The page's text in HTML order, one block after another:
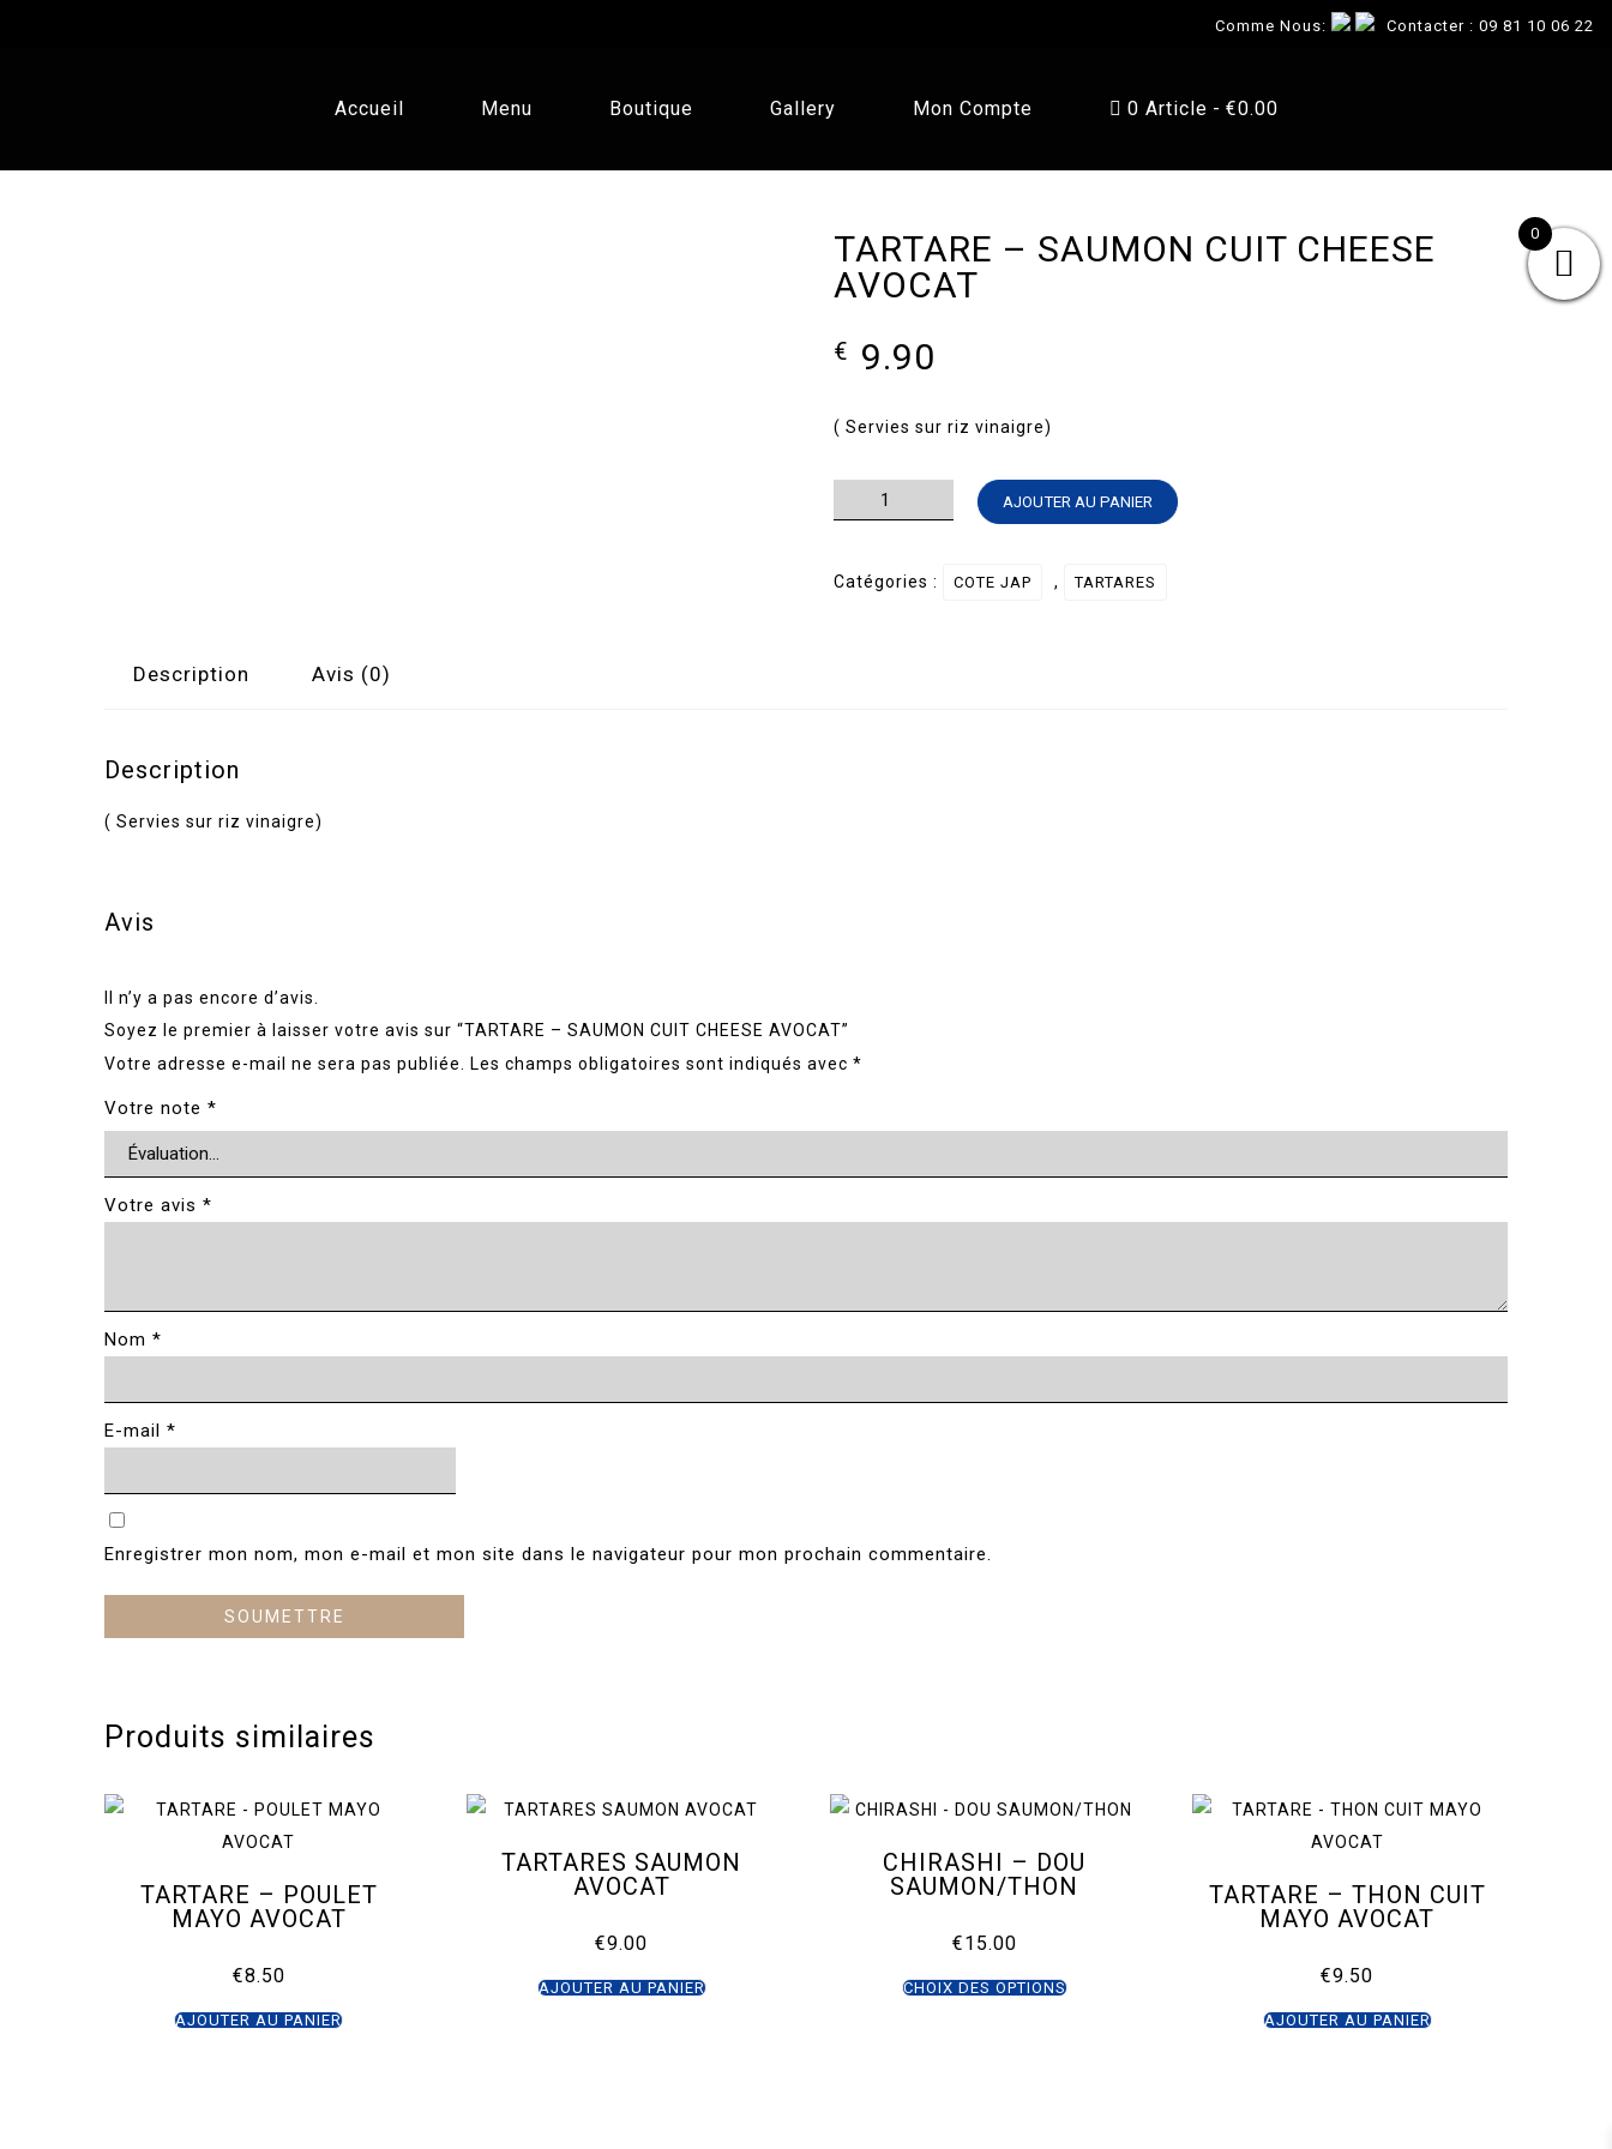
Comme Nous: Contacter : 09 81 10 06 22
Accueil Menu Boutique Gallery Mon Compte 0 Article €0.00
TARTARE – SAUMON CUIT CHEESE
AVOCAT
€ 9.90
( Servies sur riz vinaigre)
quantité
de
-
AJOUTER AU PANIER
Catégories : COTE JAP , TARTARES
Description Avis (0)
Description
( Servies sur riz vinaigre)
Avis
Il n’y a pas encore d’avis.
Soyez le premier à laisser votre avis sur “TARTARE – SAUMON CUIT CHEESE AVOCAT”
Votre adresse e-mail ne sera pas publiée.
Les champs obligatoires sont indiqués avec *
Votre note *
Votre avis *
Nom *
E-mail *
Enregistrer mon nom, mon e-mail et mon site dans le navigateur pour mon prochain commentaire.
Produits similaires
TARTARE – POULET
MAYO AVOCAT
€8.50
AJOUTER AU PANIER
TARTARES SAUMON
AVOCAT
€9.00
AJOUTER AU PANIER
CHIRASHI – DOU
SAUMON/THON
€15.00
CHOIX DES OPTIONS
TARTARE – THON CUIT
MAYO AVOCAT
€9.50
AJOUTER AU PANIER
0